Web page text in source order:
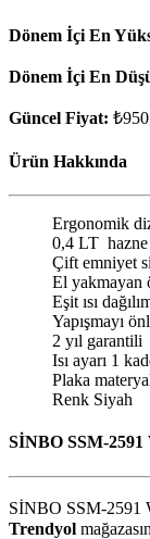
Dönem İçi En
Dönem İçi En
Güncel Fiyat:
Ürün Hakkında
Ergonomik
0,4 LT hazne
Çift emniyet
El yakmayan
Eşit ısı
Yapışmayı
2 yıl garantili
Isı ayarı 1
Plaka
Renk Siyah
SİNBO SSM-2591
SİNBO SSM-2591
Trendyol